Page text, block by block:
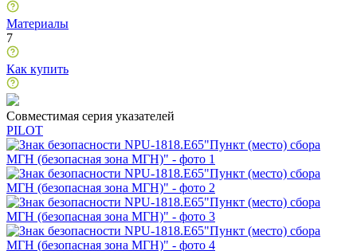
Материалы
7
Как купить
Совместимая серия указателей
PILOT